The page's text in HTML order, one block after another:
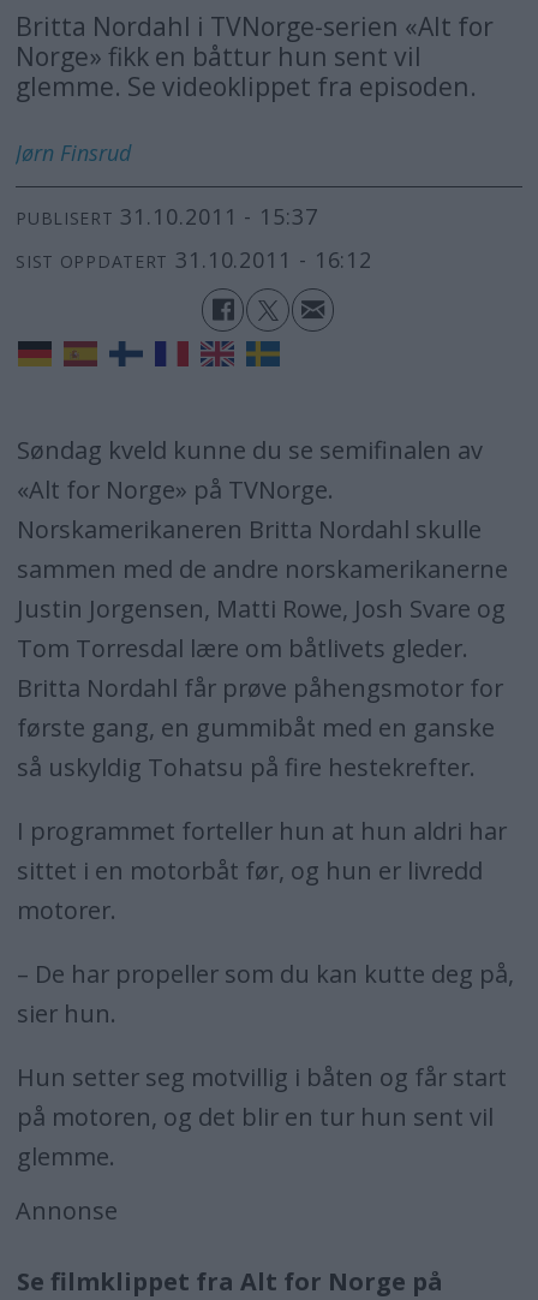
Britta Nordahl i TVNorge-serien «Alt for
Norge» fikk en båttur hun sent vil
glemme. Se videoklippet fra episoden.
Jørn Finsrud
PUBLISERT 31.10.2011 - 15:37
SIST OPPDATERT 31.10.2011 - 16:12
Søndag kveld kunne du se semifinalen av
«Alt for Norge» på TVNorge.
Norskamerikaneren Britta Nordahl skulle
sammen med de andre norskamerikanerne
Justin Jorgensen, Matti Rowe, Josh Svare og
Tom Torresdal lære om båtlivets gleder.
Britta Nordahl får prøve påhengsmotor for
første gang, en gummibåt med en ganske
så uskyldig Tohatsu på fire hestekrefter.
I programmet forteller hun at hun aldri har
sittet i en motorbåt før, og hun er livredd
motorer.
– De har propeller som du kan kutte deg på,
sier hun.
Hun setter seg motvillig i båten og får start
på motoren, og det blir en tur hun sent vil
glemme.
Annonse
Se filmklippet fra Alt for Norge på